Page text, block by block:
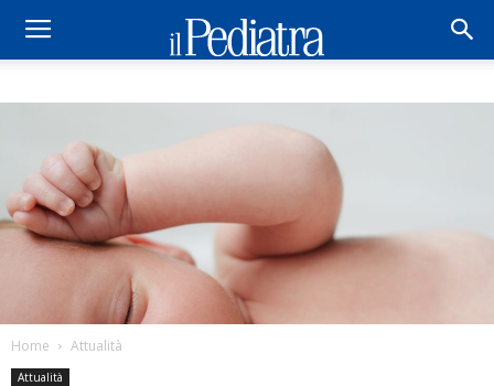
Home Attualità
Attualità